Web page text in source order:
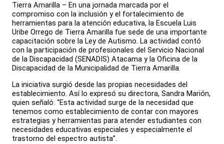
Tierra Amarilla – En una jornada marcada por el
compromiso con la inclusión y el fortalecimiento de
herramientas para la atención educativa, la Escuela Luis
Uribe Orrego de Tierra Amarilla fue sede de una importante
capacitación sobre la Ley de Autismo. La actividad contó
con la participación de profesionales del Servicio Nacional
de la Discapacidad (SENADIS) Atacama y la Oficina de la
Discapacidad de la Municipalidad de Tierra Amarilla.
La iniciativa surgió desde las propias necesidades del
establecimiento. Así lo expresó su directora, Sandra Marión,
quien señaló: “Esta actividad surge de la necesidad que
tenemos como establecimiento de contar con mayores
estrategias y herramientas para atender estudiantes con
necesidades educativas especiales y especialmente el
trastorno del espectro autista”.